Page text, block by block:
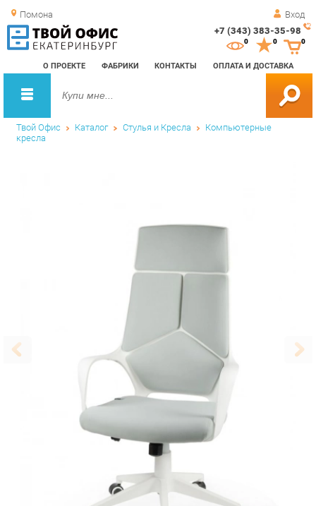
Помона Вход
+7 (343) 383-35-98
О ПРОЕКТЕ ФАБРИКИ КОНТАКТЫ ОПЛАТА И ДОСТАВКА
0 0
Твой Офис Каталог Стулья и Кресла Компьютерные
кресла